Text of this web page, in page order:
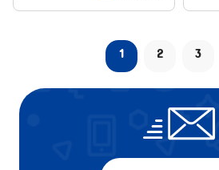
1 2 3